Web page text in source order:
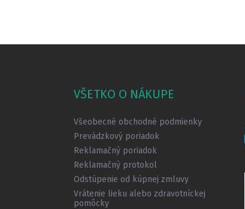
VŠETKO O NÁKUPE
Všeobecné obchodné podmienky
Prevádzkový poriadok
Reklamačný poriadok
Reklamačný protokol
Odstúpenie od kúpnej zmluvy
Vrátenie lieku alebo zdravotníckej
pomôcky